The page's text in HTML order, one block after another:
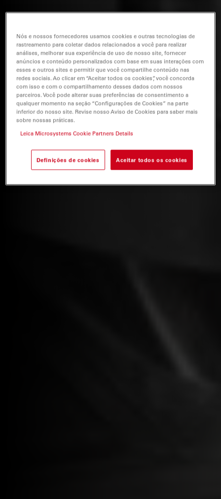
Nós e nossos fornecedores usamos cookies e outras tecnologias de
rastreamento para coletar dados relacionados a você para realizar
análises, melhorar sua experiência de uso de nosso site, fornecer
anúncios e conteúdo personalizados com base em suas interações com
esses e outros sites e permitir que você compartilhe conteúdo nas
redes sociais. Ao clicar em “Aceitar todos os cookies”, você concorda
com isso e com o compartilhamento desses dados com nossos
parceiros. Você pode alterar suas preferências de consentimento a
qualquer momento na seção “Configurações de Cookies” na parte
inferior do nosso site. Revise nosso Aviso de Cookies para saber mais
sobre nossas práticas.
Leica Microsystems Cookie Partners Details
Definições de cookies Aceitar todos os cookies